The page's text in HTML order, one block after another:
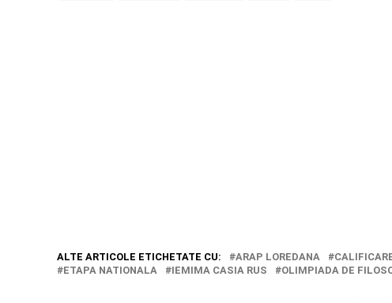
ALTE ARTICOLE ETICHETATE CU: ARAP LOREDANA
ETAPA NATIONALA
IEMIMA CASIA RUS OLIMPIADA DE